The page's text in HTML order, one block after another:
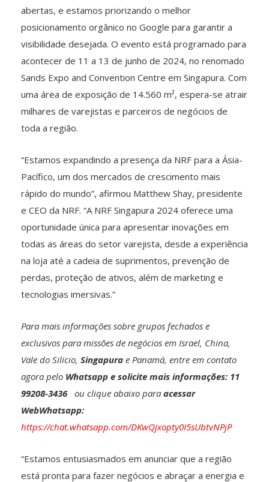
abertas, e estamos priorizando o melhor
posicionamento orgânico no Google para garantir a
visibilidade desejada. O evento está programado para
acontecer de 11 a 13 de junho de 2024, no renomado
Sands Expo and Convention Centre em Singapura. Com
uma área de exposição de 14.560 m², espera-se atrair
milhares de varejistas e parceiros de negócios de
toda a região.
“Estamos expandindo a presença da NRF para a Ásia-
Pacífico, um dos mercados de crescimento mais
rápido do mundo”, afirmou Matthew Shay, presidente
e CEO da NRF. “A NRF Singapura 2024 oferece uma
oportunidade única para apresentar inovações em
todas as áreas do setor varejista, desde a experiência
na loja até a cadeia de suprimentos, prevenção de
perdas, proteção de ativos, além de marketing e
tecnologias imersivas.”
Para mais informações sobre grupos fechados e
exclusivos para missões de negócios em Israel, China,
Vale do Silicio, Singapura e Panamá, entre em contato
agora pelo Whatsapp e solicite mais informações: 11
99208-3436ou clique abaixo para acessar
WebWhatsapp:
https://chat.whatsapp.com/DKwQjxopty0I5sUbtvNPjP
“Estamos entusiasmados em anunciar que a região
está pronta para fazer negócios e abraçar a energia e